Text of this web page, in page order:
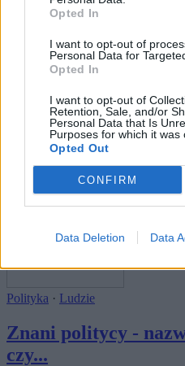
Opted In
I want to opt-out of
Personal Data for
Opted In
I want to opt-out of
Retention, Sale, and/or
Personal Data that Is
Purposes for which it was
Opted Out
CONFIRM
Data Deletion Data
Czy uzupełnisz
polityków PRL...
Polityka · Ludzie
Znani politycy -
czy...